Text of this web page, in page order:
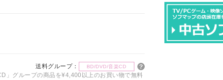
送料グループ： BD/DVD/音楽CD
」グループの商品を¥4,400以上のお買い物で無料